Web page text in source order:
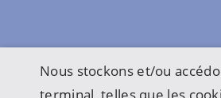
Nous stockons et/ou